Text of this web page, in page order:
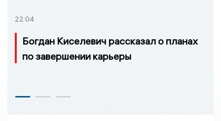
22:04
Богдан Киселевич рассказал о планах
по завершении карьеры